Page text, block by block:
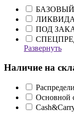
ПОД
Развернуть
Наличие на
Основной